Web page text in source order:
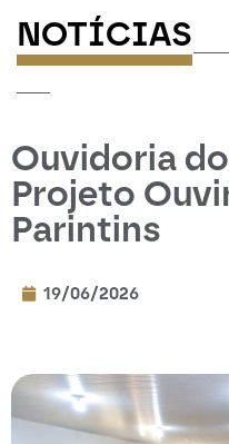
NOTÍCIAS
---
Ouvidoria
Projeto
Parintins
19/06/2026